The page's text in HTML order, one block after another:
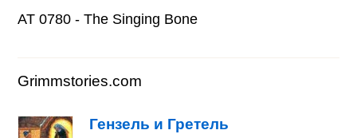
AT 0780 - The Singing Bone
Grimmstories.com
Гензель и Гретель